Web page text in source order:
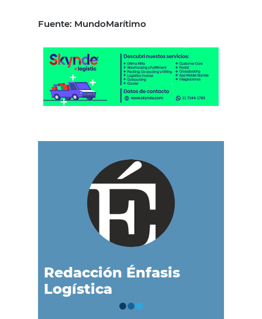
Fuente: MundoMarítimo
Redacción Énfasis
Logística